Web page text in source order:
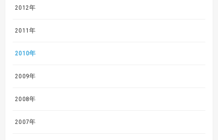
2012年
2011年
2010年
2009年
2008年
2007年